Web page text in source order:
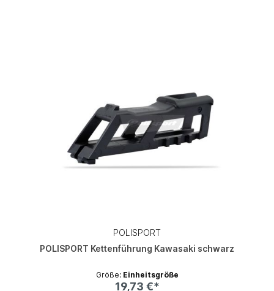
POLISPORT
POLISPORT Kettenführung Kawasaki schwarz
Größe: Einheitsgröße
19,73 €*